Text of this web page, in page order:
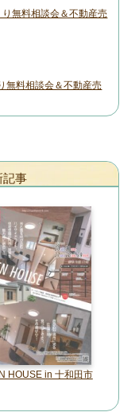
無料相談会＆不動産売
無料相談会＆不動産売
記事
HOUSE in 十和田市